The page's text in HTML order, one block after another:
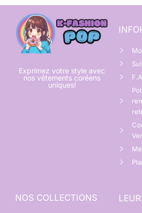
Exprimez votre style avec
nos vêtements coréens
uniques!
NOS COLLECTIONS